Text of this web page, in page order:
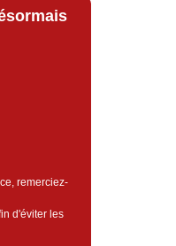
remerciez-
d'éviter les